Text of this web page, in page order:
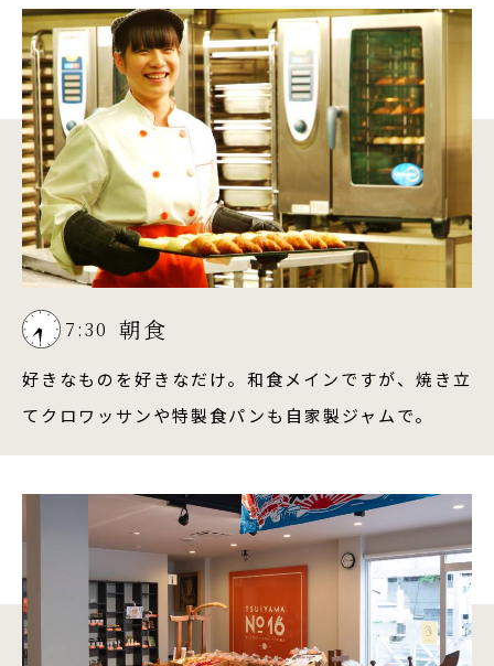
7:30 朝食
好きなものを好きなだけ。和食メインですが、焼き立
てクロワッサンや特製食パンも自家製ジャムで。